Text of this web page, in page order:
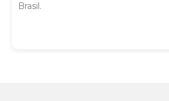
Brasil.